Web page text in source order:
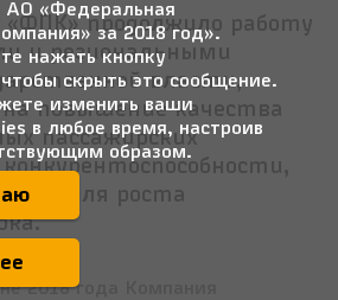
«ФПК» продолжило работу
и региональными
власти,
повышение качества
пассажирских
для роста
2018 года Компания
АО «Федеральная
за 2018 год».
нажать кнопку
скрыть это сообщение.
изменить ваши
в любое время, настроив
образом.